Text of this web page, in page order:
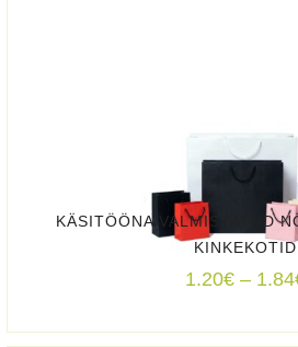
KÄSITÖÖNA VALMISTATUD
KINKEKOTID
1.20€ – 1.84